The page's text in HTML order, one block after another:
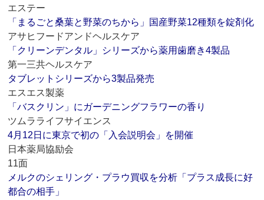
エステー
「まるごと桑葉と野菜のちから」国産野菜12種類を錠剤化
アサヒフードアンドヘルスケア
「クリーンデンタル」シリーズから薬用歯磨き4製品
第一三共ヘルスケア
タブレットシリーズから3製品発売
エスエス製薬
「バスクリン」にガーデニングフラワーの香り
ツムラライフサイエンス
4月12日に東京で初の「入会説明会」を開催
日本薬局協励会
11面
メルクのシェリング・プラウ買収を分析「プラス成長に好
都合の相手」